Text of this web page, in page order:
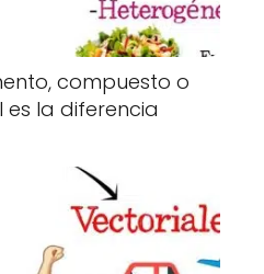
compuesto o
es la diferencia